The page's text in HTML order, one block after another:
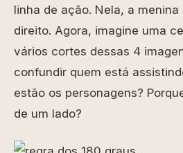
linha de ação. Nela, a
direito. Agora, imagine uma
vários cortes dessas 4
confundir quem está
estão os personagens?
de um lado?